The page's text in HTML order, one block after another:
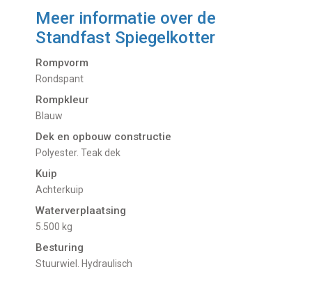
Meer informatie over de
Standfast Spiegelkotter
Rompvorm
Rondspant
Rompkleur
Blauw
Dek en opbouw constructie
Polyester. Teak dek
Kuip
Achterkuip
Waterverplaatsing
5.500 kg
Besturing
Stuurwiel. Hydraulisch